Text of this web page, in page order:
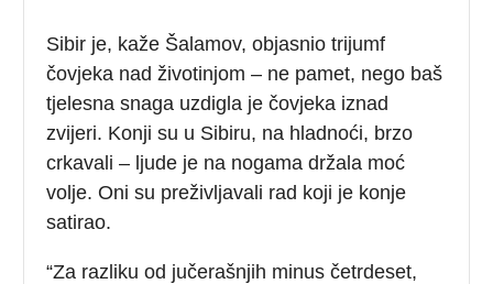
Sibir je, kaže Šalamov, objasnio trijumf
čovjeka nad životinjom – ne pamet, nego baš
tjelesna snaga uzdigla je čovjeka iznad
zvijeri. Konji su u Sibiru, na hladnoći, brzo
crkavali – ljude je na nogama držala moć
volje. Oni su preživljavali rad koji je konje
satirao.
“Za razliku od jučerašnjih minus četrdeset,